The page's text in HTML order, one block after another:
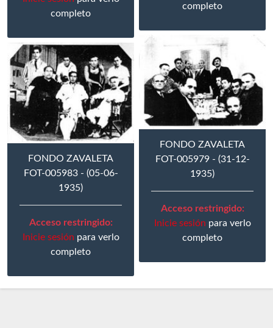
completo
completo
FONDO ZAVALETA
FOT-005979 - (31-12-
1935)
Acceso restringido:
Inicie sesión para verlo
completo
FONDO ZAVALETA
FOT-005983 - (05-06-
1935)
Acceso restringido:
Inicie sesión para verlo
completo